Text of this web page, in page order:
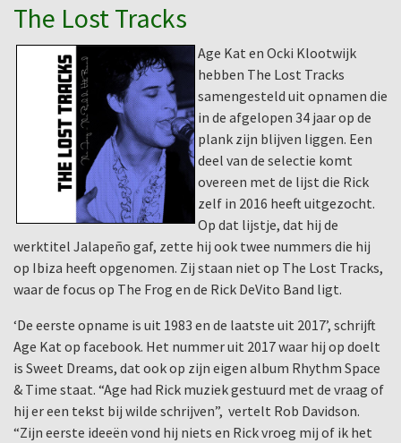
The Lost Tracks
Age Kat en Ocki Klootwijk
hebben The Lost Tracks
samengesteld uit opnamen die
in de afgelopen 34 jaar op de
plank zijn blijven liggen. Een
deel van de selectie komt
overeen met de lijst die Rick
zelf in 2016 heeft uitgezocht.
Op dat lijstje, dat hij de
werktitel Jalapeño gaf, zette hij ook twee nummers die hij
op Ibiza heeft opgenomen. Zij staan niet op The Lost Tracks,
waar de focus op The Frog en de Rick DeVito Band ligt.
‘De eerste opname is uit 1983 en de laatste uit 2017’, schrijft
Age Kat op facebook. Het nummer uit 2017 waar hij op doelt
is Sweet Dreams, dat ook op zijn eigen album Rhythm Space
& Time staat. “Age had Rick muziek gestuurd met de vraag of
hij er een tekst bij wilde schrijven”, vertelt Rob Davidson.
“Zijn eerste ideeën vond hij niets en Rick vroeg mij of ik het